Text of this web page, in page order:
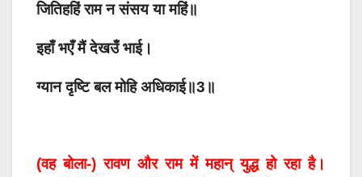
जितिहहिं राम न संसय या महिं॥
इहाँ भएँ मैं देखउँ भाई।
ग्यान दृष्टि बल मोहि अधिकाई॥3॥
(वह बोला-) रावण और राम में महान्‌ युद्ध हो रहा है।